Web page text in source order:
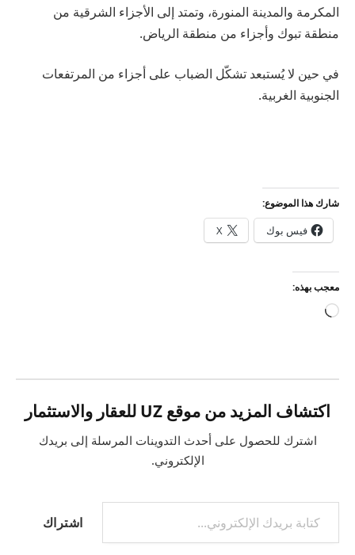
المكرمة والمدينة المنورة، وتمتد إلى الأجزاء الشرقية من
منطقة تبوك وأجزاء من منطقة الرياض.
في حين لا يُستبعد تشكّل الضباب على أجزاء من المرتفعات
الجنوبية الغربية.
شارك هذا الموضوع:
فيس بوك X
معجب بهذه:
جاري
اكتشاف المزيد من موقع UZ للعقار والاستثمار
اشترك للحصول على أحدث التدوينات المرسلة إلى بريدك
الإلكتروني.
كتابة بريدك الإلكتروني...
اشتراك